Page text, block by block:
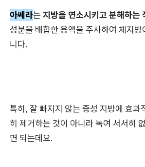
아쎄라는 지방을 연소시키고 분해하는
성분을 배합한 용액을 주사하여 체지
니다.
특히, 잘 빠지지 않는 중성 지방에 효과
히 제거하는 것이 아니라 녹여 서서히
면 되는데요.